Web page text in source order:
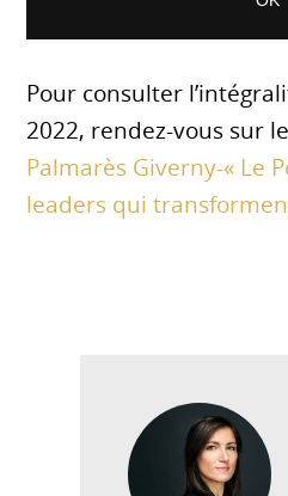
Pour consulter
2022, rendez-vous sur
Palmarès Giverny-« Le
leaders qui